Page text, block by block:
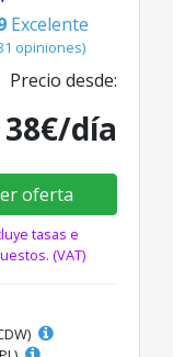
Excelente
opiniones)
Precio desde:
38€/día
oferta
tasas e
(VAT)